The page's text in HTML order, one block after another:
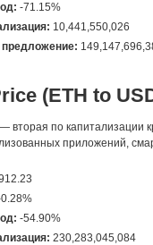
-71.15%
10,441,550,026
(ETH to
вторая по капитализации
приложений,
-54.90%
230,283,045,084